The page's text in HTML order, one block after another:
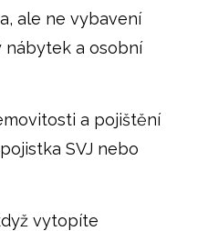
ale ne vybavení
nábytek a osobní
a pojištění
SVJ nebo
vytopíte